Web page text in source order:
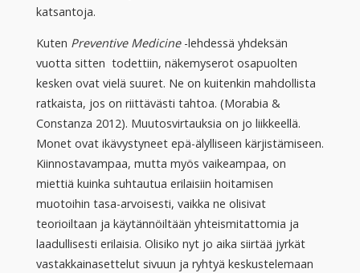
katsantoja.
Kuten Preventive Medicine -lehdessä yhdeksän
vuotta sitten todettiin, näkemyserot osapuolten
kesken ovat vielä suuret. Ne on kuitenkin mahdollista
ratkaista, jos on riittävästi tahtoa. (Morabia &
Constanza 2012). Muutosvirtauksia on jo liikkeellä.
Monet ovat ikävystyneet epä-älylliseen kärjistämiseen.
Kiinnostavampaa, mutta myös vaikeampaa, on
miettiä kuinka suhtautua erilaisiin hoitamisen
muotoihin tasa-arvoisesti, vaikka ne olisivat
teorioiltaan ja käytännöiltään yhteismitattomia ja
laadullisesti erilaisia. Olisiko nyt jo aika siirtää jyrkät
vastakkainasettelut sivuun ja ryhtyä keskustelemaan